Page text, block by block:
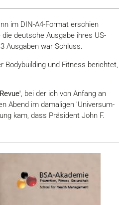
im DIN-A4-Format erschien
deutsche Ausgabe ihres US-
Ausgaben war Schluss.
Bodybuilding und Fitness berichtet,
, bei der ich von Anfang an
Abend im damaligen 'Universum-
kam, dass Präsident John F.